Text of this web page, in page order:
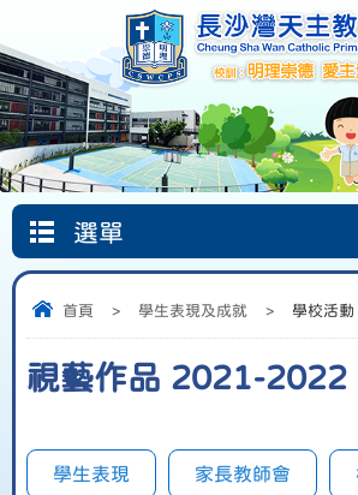
首頁
選單
首頁 > 學生表現及成就 > 學校活動
視藝作品 2021-2022
學生表現 家長教師會